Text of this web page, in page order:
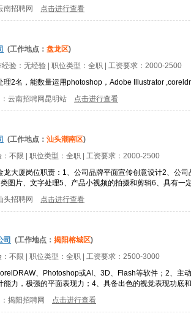
南招聘网 点击进行查看
(工作地点： 盘龙区)
经验： 无经验 | 职位类型： 全职 | 工资要求： 2000-2500
理2名，能数量运用photoshop，Adobe Illustrator
云南招聘网昆明站 点击进行查看
(工作地点： 汕头潮南区)
不限 | 职位类型： 全职 | 工资要求： 2000-2500
龙大厦岗位职责：1、公司品牌平面宣传创意设计2、公
图片、文字处理5、产品小视频的拍摄和剪辑6、具有一
头招聘网 点击进行查看
司 (工作地点： 揭阳榕城区)
不限 | 职位类型： 全职 | 工资要求： 2500-3000
、Photoshop或AI、3D、Flash等软件；2、主
能力，极强的平面表现力；4、具备出色的视觉表现功底
揭阳招聘网 点击进行查看